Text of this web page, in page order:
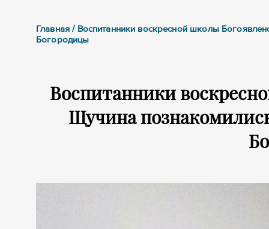
Главная / Воспитанники воскресной школы
Богородицы
Воспитанники
Щучина